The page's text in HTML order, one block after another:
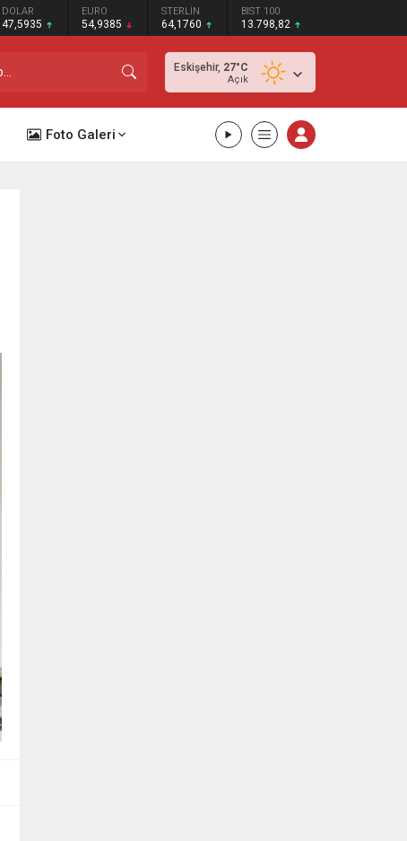
DOLAR
47,5935
EURO
54,9385
STERLİN
64,1760
BIST 100
13.798,82
Eskişehir, 27°C
Açık
Foto Galeri